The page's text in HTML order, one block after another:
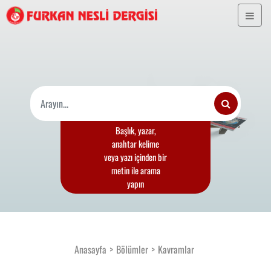
Başlık, yazar,
anahtar kelime
veya yazı içinden bir
metin ile arama
yapın
Anasayfa Bölümler Kavramlar